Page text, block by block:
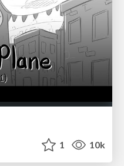
1 10k